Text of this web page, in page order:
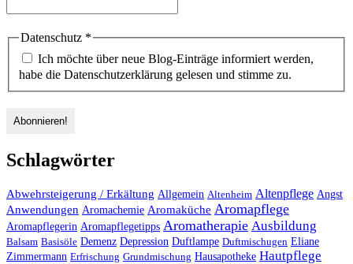
Datenschutz *
Ich möchte über neue Blog-Einträge informiert werden,
habe die Datenschutzerklärung gelesen und stimme zu.
Schlagwörter
Abwehrsteigerung / Erkältung Allgemein Altenheim Altenpflege Angst
Anwendungen Aromachemie Aromaküche Aromapflege
Aromapflegerin Aromapflegetipps Aromatherapie Ausbildung
Balsam Basisöle Demenz Depression Duftlampe Duftmischugen Eliane
Zimmermann Erfrischung Grundmischung Hausapotheke Hautpflege